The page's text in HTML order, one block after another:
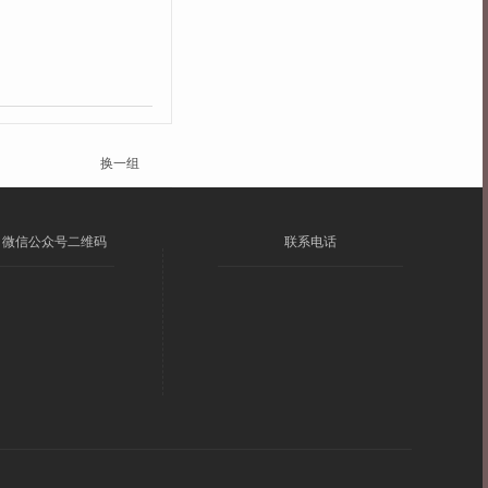
换一组
微信公众号二维码 联系电话